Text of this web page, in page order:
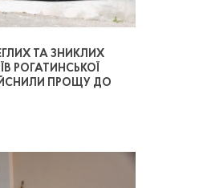
ТА ЗНИКЛИХ
РОГАТИНСЬКОЇ
ПРОЩУ ДО